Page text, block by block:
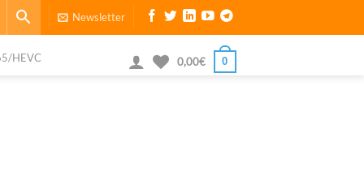
Newsletter
HEVC 0,00€ 0